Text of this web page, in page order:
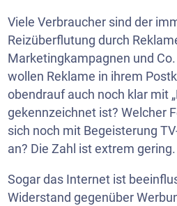
Viele Verbraucher sind der
Reizüberflutung durch
Marketingkampagnen und
wollen Reklame in ihrem
obendrauf auch noch klar mit
gekennzeichnet ist? Welcher
sich noch mit Begeisterung
an? Die Zahl ist extrem gering.
Sogar das Internet ist
Widerstand gegenüber